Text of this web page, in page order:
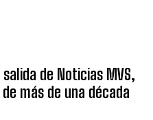
de Noticias MVS,
más de una década